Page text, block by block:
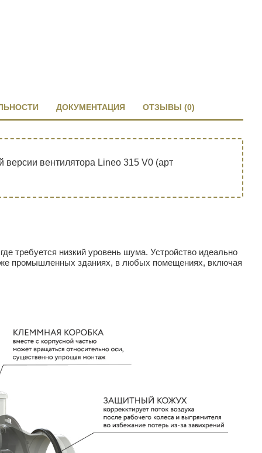
ДОКУМЕНТАЦИЯ ОТЗЫВЫ (0)
вентилятора Lineo 315 V0 (арт
требуется низкий уровень шума. Устройство идеально
промышленных зданиях, в любых помещениях, включая